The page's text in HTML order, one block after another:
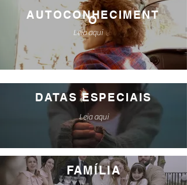
AUTOCONHECIMENT
O
Leia aqui
DATAS ESPECIAIS
Leia aqui
FAMÍLIA